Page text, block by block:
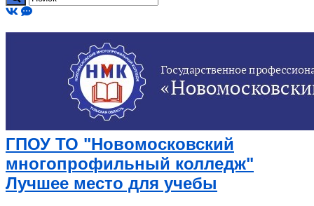
ГПОУ ТО "Новомосковский
многопрофильный колледж"
Лучшее место для учебы